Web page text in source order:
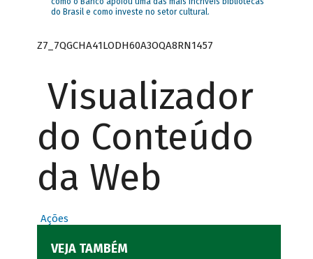
do Brasil e como investe no setor cultural.
Z7_7QGCHA41LODH60A3OQA8RN1457
Visualizador
do Conteúdo
da Web
Ações
VEJA TAMBÉM